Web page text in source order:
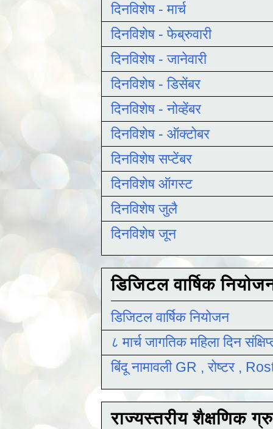
दिनविशेष - मार्च
दिनविशेष - फेब्रुवारी
दिनविशेष - जानेवारी
दिनविशेष - डिसेंबर
दिनविशेष - नोव्हेंबर
दिनविशेष - ऑक्टोबर
दिनविशेष सप्टेंबर
दिनविशेष ऑगस्ट
दिनविशेष जुलै
दिनविशेष जून
डिजिटल वार्षिक
डिजिटल वार्षिक नियोजन
८ मार्च जागतिक महिला दिन
बिंदू नामावली GR , रोष्टर ,
राज्यस्तरीय शैक्षणिक